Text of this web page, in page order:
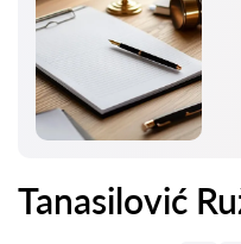
Tanasilović